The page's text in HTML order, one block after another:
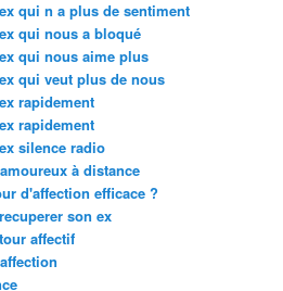
qui n a plus de sentiment
qui nous a bloqué
qui nous aime plus
qui veut plus de nous
rapidement
rapidement
silence radio
à distance
d'affection efficace ?
son ex
affectif